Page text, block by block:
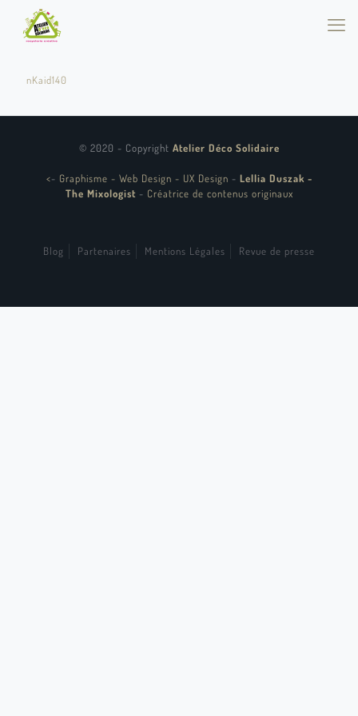
nKaid140
© 2020 - Copyright Atelier Déco Solidaire
<- Graphisme - Web Design - UX Design - Lellia Duszak -
The Mixologist - Créatrice de contenus originaux
Blog Partenaires Mentions Légales Revue de presse